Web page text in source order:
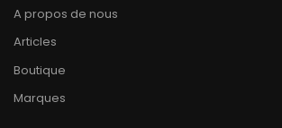
A propos de nous
Articles
Boutique
Marques